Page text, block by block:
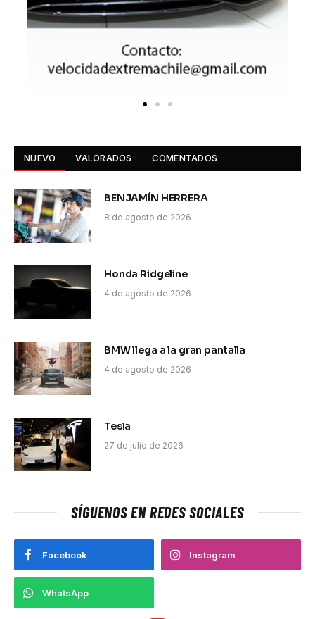
NUEVO VALORADOS COMENTADOS
BENJAMÍN HERRERA
8 de agosto de 2026
Honda Ridgeline
4 de agosto de 2026
BMW llega a la gran pantalla
4 de agosto de 2026
Tesla
27 de julio de 2026
SÍGUENOS EN REDES SOCIALES
Facebook Instagram
WhatsApp